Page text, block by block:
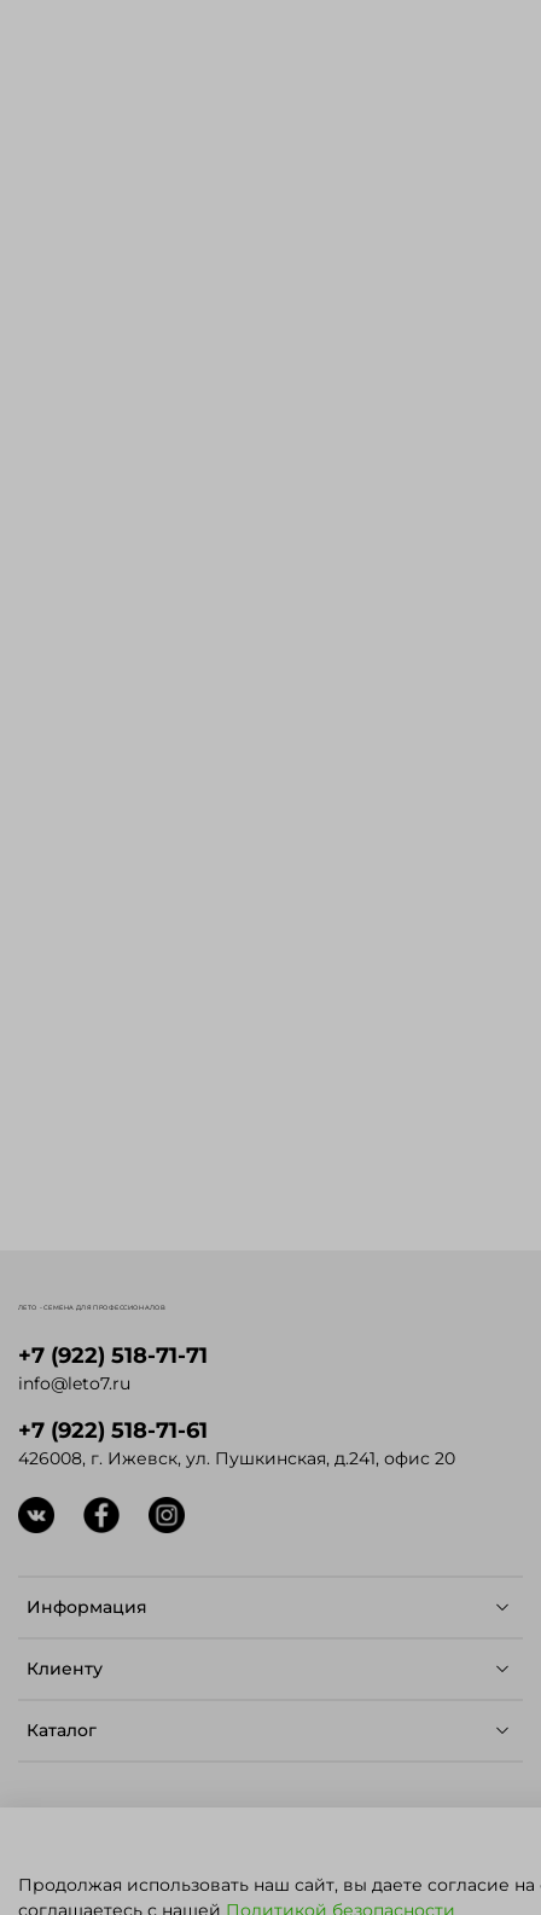
Информация
Клиенту
Каталог
+7 (922) 518-71-71
info@leto7.ru
+7 (922) 518-71-61
426008, г. Ижевск, ул. Пушкинская, д.241, офис 20
ЛЕТО - СЕМЕНА ДЛЯ ПРОФЕССИОНАЛОВ
2023.Карта сайта.Политика конфиденциальности
ПН - ПТ: 09:00 - 17:00
Продолжая использовать наш сайт, вы даете согласие
соглашаетесь с нашей Политикой безопасности